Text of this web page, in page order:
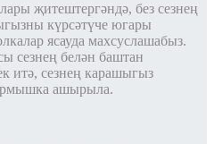
җитештергәндә, без сезнең
күрсәтүче югары
ясауда махсуслашабыз.
сезнең белән баштан
итә, сезнең карашыгыз
ашырыла.